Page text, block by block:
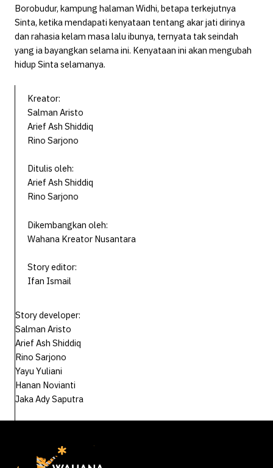
Borobudur, kampung halaman Widhi, betapa terkejutnya
Sinta, ketika mendapati kenyataan tentang akar jati dirinya
dan rahasia kelam masa lalu ibunya, ternyata tak seindah
yang ia bayangkan selama ini. Kenyataan ini akan mengubah
hidup Sinta selamanya.
Kreator:
Salman Aristo
Arief Ash Shiddiq
Rino Sarjono
Ditulis oleh:
Arief Ash Shiddiq
Rino Sarjono
Dikembangkan oleh:
Wahana Kreator Nusantara
Story editor:
Ifan Ismail
Story developer:
Salman Aristo
Arief Ash Shiddiq
Rino Sarjono
Yayu Yuliani
Hanan Novianti
Jaka Ady Saputra